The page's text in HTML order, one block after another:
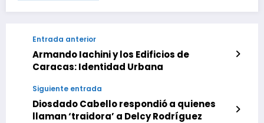
Entrada anterior
Armando Iachini y los Edificios de
Caracas: Identidad Urbana
Siguiente entrada
Diosdado Cabello respondió a quienes
llaman ‘traidora’ a Delcy Rodríguez